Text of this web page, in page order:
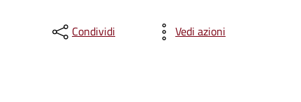
Condividi Vedi azioni